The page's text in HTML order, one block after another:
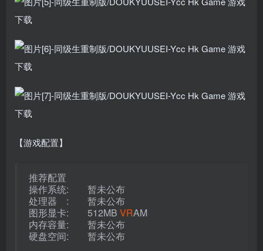
【游戏配置】
推荐配置
操作系统: 暂未公布
处理器 : 暂未公布
图形显卡: 512MB VRAM
内存容量: 暂未公布
硬盘空间: 暂未公布